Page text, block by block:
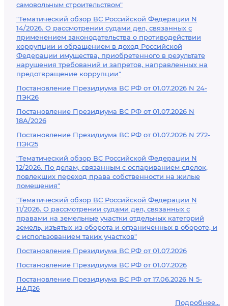
самовольным строительством"
"Тематический обзор ВС Российской Федерации N
14/2026. О рассмотрении судами дел, связанных с
применением законодательства о противодействии
коррупции и обращением в доход Российской
Федерации имущества, приобретенного в результате
нарушения требований и запретов, направленных на
предотвращение коррупции"
Постановление Президиума ВС РФ от 01.07.2026 N 24-
ПЭК26
Постановление Президиума ВС РФ от 01.07.2026 N
18А/2026
Постановление Президиума ВС РФ от 01.07.2026 N 272-
ПЭК25
"Тематический обзор ВС Российской Федерации N
12/2026. По делам, связанным с оспариванием сделок,
повлекших переход права собственности на жилые
помещения"
"Тематический обзор ВС Российской Федерации N
11/2026. О рассмотрении судами дел, связанных с
правами на земельные участки отдельных категорий
земель, изъятых из оборота и ограниченных в обороте, и
с использованием таких участков"
Постановление Президиума ВС РФ от 01.07.2026
Постановление Президиума ВС РФ от 01.07.2026
Постановление Президиума ВС РФ от 17.06.2026 N 5-
НАД26
Подробнее...